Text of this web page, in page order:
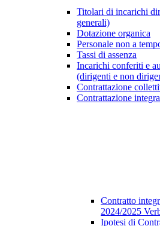
Titolari di incarichi
generali)
Dotazione organica
Personale non a
Tassi di assenza
Incarichi conferiti e
(dirigenti e non
Contrattazione
Contrattazione
Contratto
2024/2025
Ipotesi di